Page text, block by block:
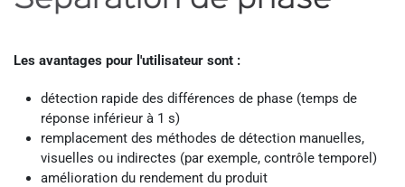
Les avantages pour l'utilisateur sont :
détection rapide des différences de phase (temps de
réponse inférieur à 1 s)
remplacement des méthodes de détection manuelles,
visuelles ou indirectes (par exemple, contrôle temporel)
amélioration du rendement du produit